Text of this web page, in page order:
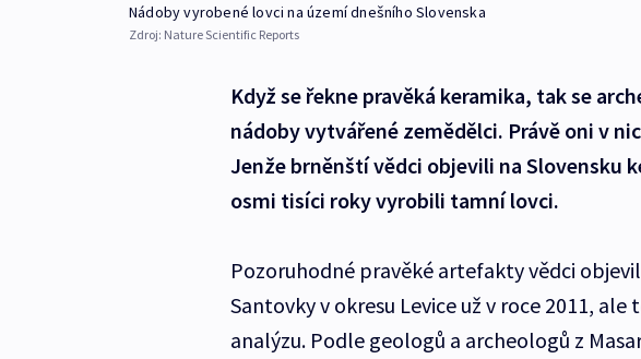
Nádoby vyrobené lovci na území dnešního Slovenska
Zdroj: Nature Scientific Reports
Když se řekne pravěká keramika, tak se
nádoby vytvářené zemědělci. Právě oni v
Jenže brněnští vědci objevili na Slovensku
osmi tisíci roky vyrobili tamní lovci.
Pozoruhodné pravěké artefakty vědci
Santovky v okresu Levice už v roce 2011,
analýzu. Podle geologů a archeologů z